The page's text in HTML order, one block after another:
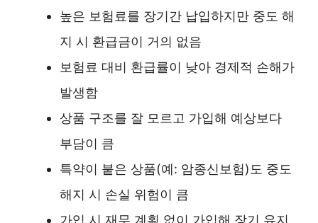
높은 보험료를 장기간 납입하지만 중도 해
지 시 환급금이 거의 없음
보험료 대비 환급률이 낮아 경제적 손해가
발생함
상품 구조를 잘 모르고 가입해 예상보다
부담이 큼
특약이 붙은 상품(예: 암종신보험)도 중도
해지 시 손실 위험이 큼
가입 시 재무 계획 없이 가입해 장기 유지